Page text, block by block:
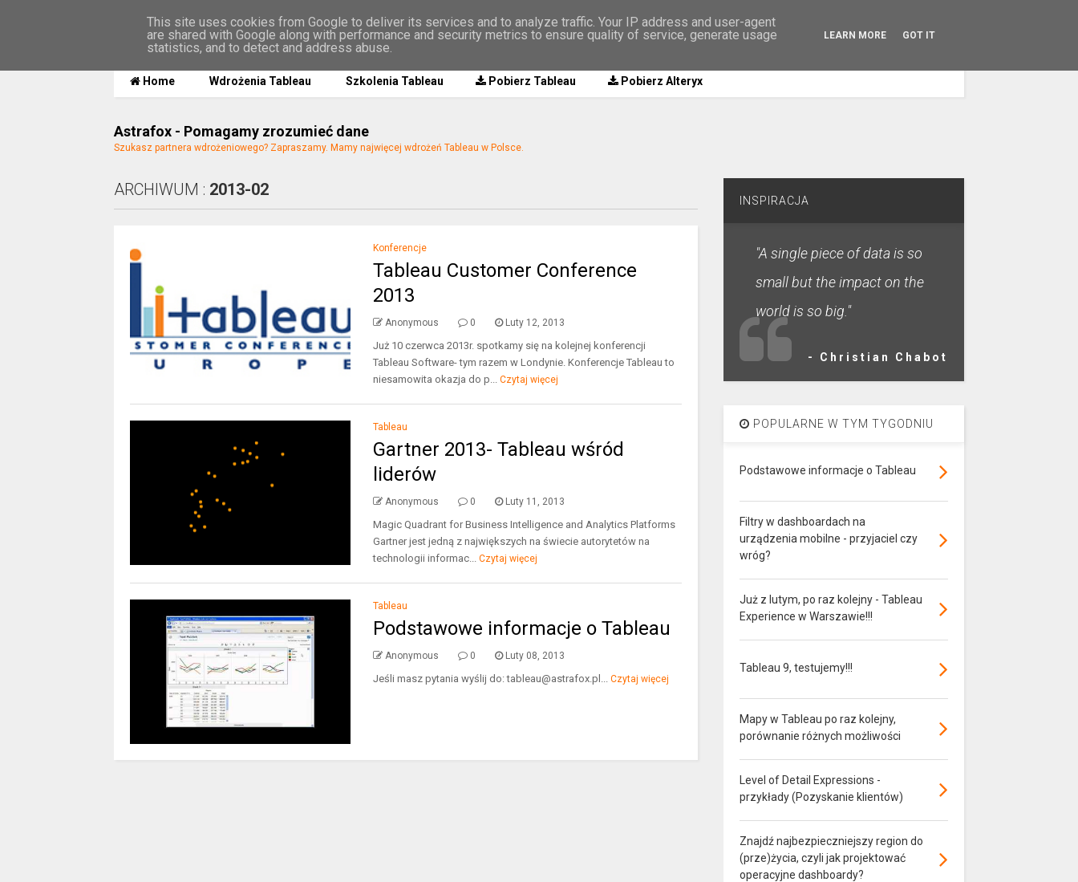
MENU SZUKAJ
Home Wdrożenia Tableau Szkolenia Tableau Pobierz Tableau Pobierz Alteryx
Astrafox - Pomagamy zrozumieć dane
Szukasz partnera wdrożeniowego? Zapraszamy. Mamy najwięcej wdrożeń Tableau w Polsce.
ARCHIWUM : 2013-02
Konferencje
Tableau Customer Conference
2013
Anonymous 0 Luty 12, 2013
Już 10 czerwca 2013r. spotkamy się na kolejnej konferencji
Tableau Software- tym razem w Londynie. Konferencje Tableau to
niesamowita okazja do p... Czytaj więcej
Tableau
Gartner 2013- Tableau wśród
liderów
Anonymous 0 Luty 11, 2013
Magic Quadrant for Business Intelligence and Analytics Platforms
Gartner jest jedną z największych na świecie autorytetów na
technologii informac... Czytaj więcej
Tableau
Podstawowe informacje o Tableau
Anonymous 0 Luty 08, 2013
Jeśli masz pytania wyślij do: tableau@astrafox.pl... Czytaj więcej
INSPIRACJA
"A single piece of data is so
small but the impact on the
world is so big."
- Christian Chabot
POPULARNE W TYM TYGODNIU
Podstawowe informacje o Tableau
Filtry w dashboardach na
urządzenia mobilne - przyjaciel czy
wróg?
Już z lutym, po raz kolejny - Tableau
Experience w Warszawie!!!
Tableau 9, testujemy!!!
Mapy w Tableau po raz kolejny,
porównanie różnych możliwości
Level of Detail Expressions -
przykłady (Pozyskanie klientów)
Znajdź najbezpieczniejszy region do
(prze)życia, czyli jak projektować
operacyjne dashboardy?
This site uses cookies from Google to deliver its services and to analyze traffic. Your IP address and user-agent
are shared with Google along with performance and security metrics to ensure quality of service, generate usage
statistics, and to detect and address abuse.
LEARN MORE GOT IT